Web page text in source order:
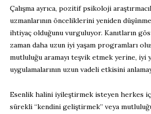
Çalışma ayrıca, pozitif psikoloji
uzmanlarının önceliklerini yeniden
ihtiyaç olduğunu vurguluyor. Kanıtların
zaman daha uzun iyi yaşam programları
mutluluğu aramayı teşvik etmek yerine, iyi
uygulamalarının uzun vadeli etkisini
Esenlik halini iyileştirmek isteyen herkes
sürekli “kendini geliştirmek” veya